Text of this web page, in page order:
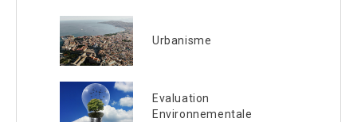
Urbanisme
Evaluation
Environnementale